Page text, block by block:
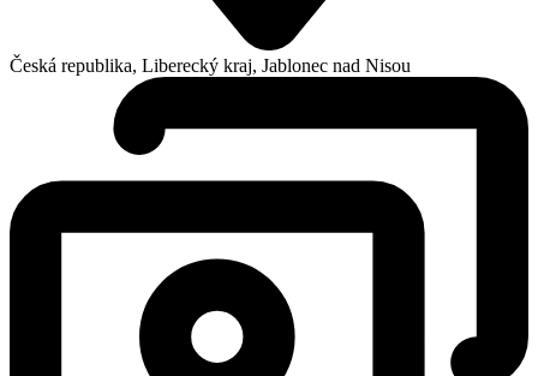
Česká republika, Liberecký kraj, Jablonec nad Nisou